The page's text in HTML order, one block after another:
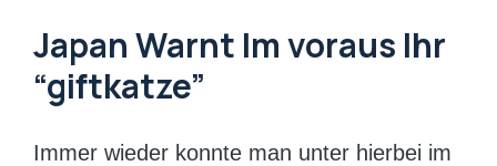
Japan Warnt Im voraus Ihr
“giftkatze”
Immer wieder konnte man unter hierbei im